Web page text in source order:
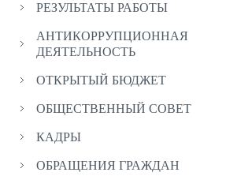
РЕЗУЛЬТАТЫ РАБОТЫ
АНТИКОРРУПЦИОННАЯ
ДЕЯТЕЛЬНОСТЬ
ОТКРЫТЫЙ БЮДЖЕТ
ОБЩЕСТВЕННЫЙ СОВЕТ
КАДРЫ
ОБРАЩЕНИЯ ГРАЖДАН